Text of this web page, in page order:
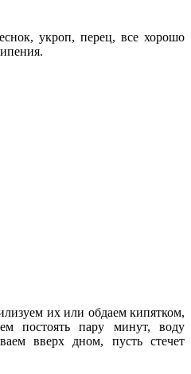
укроп, перец, все хорошо
их или обдаем кипятком,
постоять пару минут, воду
вверх дном, пусть стечет